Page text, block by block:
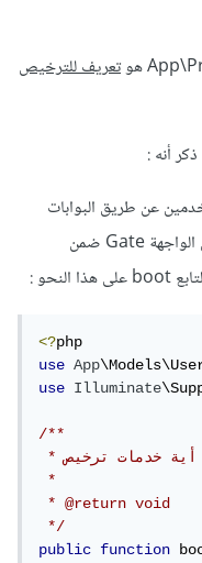
تعريف للترخيص
أنه :
عن طريق البوابات
Gates , بحيث يتم تعريف البوابة بإستعمال الواجهة Gate ضمن
<?
use
App
use
Illuminate
/**
* تسجيل أية خدمات ترخيص
*
* @return void
*/
public
function